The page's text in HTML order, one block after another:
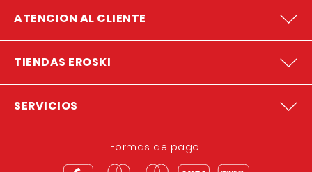
ATENCION AL CLIENTE
TIENDAS EROSKI
SERVICIOS
Formas de pago: